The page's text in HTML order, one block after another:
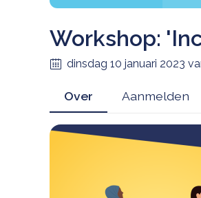
Workshop:
dinsdag 10 januari 2023
Over Aanmelden